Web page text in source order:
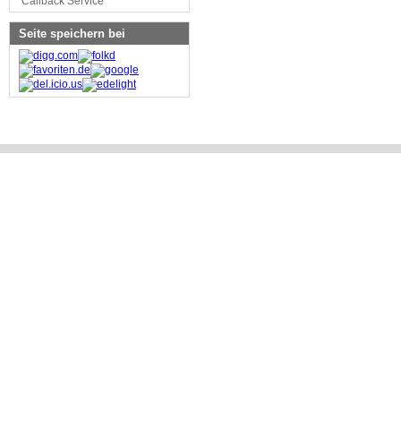
Seite speichern bei